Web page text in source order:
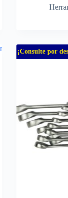
¡Consulte por